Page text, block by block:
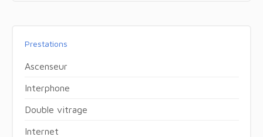
Prestations
Ascenseur
Interphone
Double vitrage
Internet